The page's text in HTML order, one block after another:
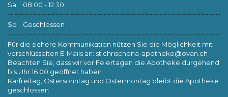
Sa 08:00 - 12:30
So Geschlossen
Für die sichere Kommunikation nützen Sie die Möglichkeit mit
verschlüsselten E-Mails an: st.chrischona-apotheke@ovan.ch
Beachten Sie, dass wir vor Feiertagen die Apotheke durgehend
bis Uhr 16.00 geöffnet haben
Karfreitag, Ostersonntag und Ostermontag bleibt die Apotheke
geschlossen